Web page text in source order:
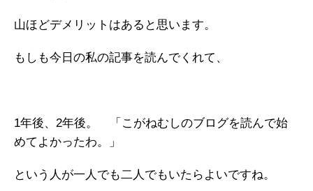
山ほどデメリットはあると思います。
もしも今日の私の記事を読んでくれて、
1年後、2年後。 「こがねむしのブログを読んで始
めてよかったわ。」
という人が一人でも二人でもいたらよいですね。